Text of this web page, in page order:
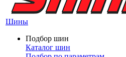
Шины
Подбор шин
Каталог шин